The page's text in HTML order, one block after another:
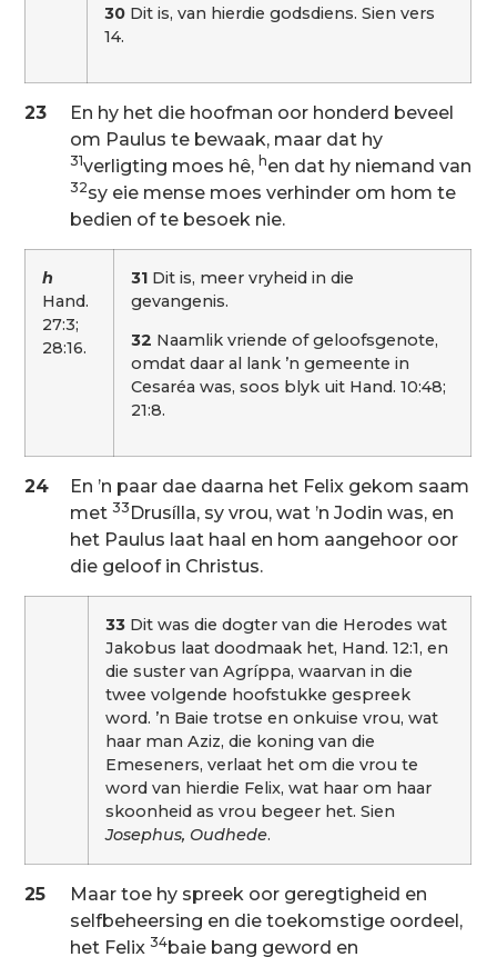
30 Dit is, van hierdie godsdiens. Sien vers
14.
23
En hy het die hoofman oor honderd beveel
om Paulus te bewaak, maar dat hy
31verligting moes hê, hen dat hy niemand van
32sy eie mense moes verhinder om hom te
bedien of te besoek nie.
h
Hand.
27:3;
28:16.
31 Dit is, meer vryheid in die
gevangenis.
32 Naamlik vriende of geloofsgenote,
omdat daar al lank ’n gemeente in
Cesaréa was, soos blyk uit Hand. 10:48;
21:8.
24
En ’n paar dae daarna het Felix gekom saam
met 33 Drusílla, sy vrou, wat ’n Jodin was, en
het Paulus laat haal en hom aangehoor oor
die geloof in Christus.
33 Dit was die dogter van die Herodes wat
Jakobus laat doodmaak het, Hand. 12:1, en
die suster van Agríppa, waarvan in die
twee volgende hoofstukke gespreek
word. ’n Baie trotse en onkuise vrou, wat
haar man Aziz, die koning van die
Emeseners, verlaat het om die vrou te
word van hierdie Felix, wat haar om haar
skoonheid as vrou begeer het. Sien
Josephus, Oudhede.
25
Maar toe hy spreek oor geregtigheid en
selfbeheersing en die toekomstige oordeel,
het Felix 34baie bang geword en